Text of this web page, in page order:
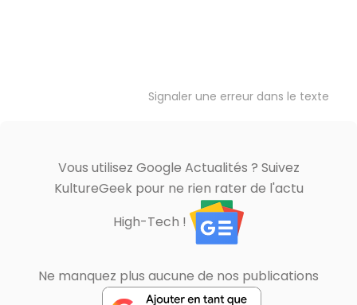
Signaler une erreur dans le texte
Vous utilisez Google Actualités ? Suivez
KultureGeek pour ne rien rater de l'actu
High-Tech !
Ne manquez plus aucune de nos publications